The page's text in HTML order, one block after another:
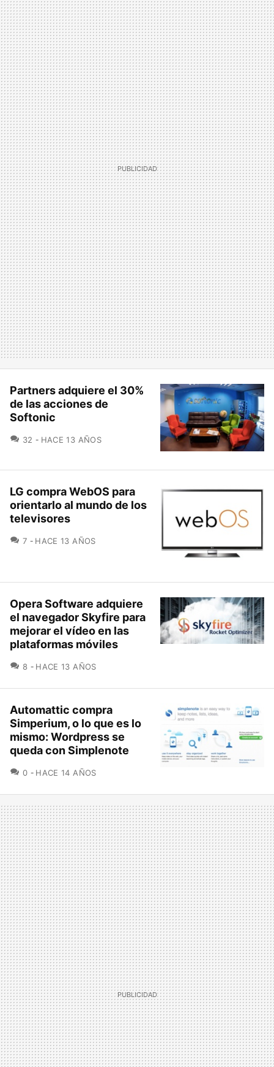
Partners adquiere el 30%
de las acciones de
Softonic
32 COMENTARIOS
HACE 13 AÑOS
LG compra WebOS para
orientarlo al mundo de los
televisores
7 COMENTARIOS
HACE 13 AÑOS
Opera Software adquiere
el navegador Skyfire para
mejorar el vídeo en las
plataformas móviles
8 COMENTARIOS
HACE 13 AÑOS
Automattic compra
Simperium, o lo que es lo
mismo: Wordpress se
queda con Simplenote
0 COMENTARIOS
HACE 14 AÑOS